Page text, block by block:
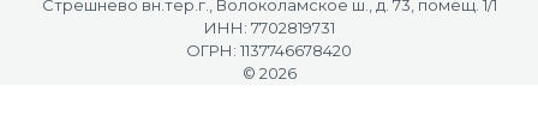
Стрешнево вн.тер.г., Волоколамское ш., д. 73, помещ. 1/1
ИНН: 7702819731
ОГРН: 1137746678420
© 2026